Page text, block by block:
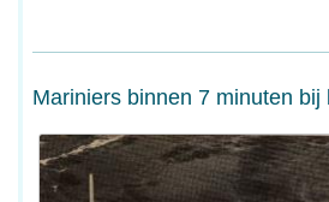
Mariniers binnen 7 minuten bij